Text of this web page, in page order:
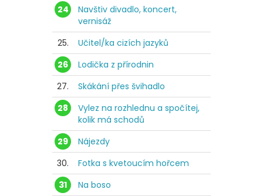
24
Navštiv divadlo, koncert,
vernisáž
25.
Učitel/ka cizích jazyků
26
Lodička z přírodnin
27.
Skákání přes švihadlo
28
Vylez na rozhlednu a spočítej,
kolik má schodů
29
Nájezdy
30.
Fotka s kvetoucím hořcem
31
Na boso